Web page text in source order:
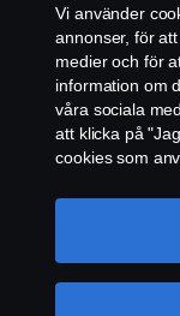
COOKIE POLICY
COOKIE-
Vi använder
annonser, för
medier och för
information om
våra sociala
att klicka på
cookies som
"Cookie-
acceptera. För